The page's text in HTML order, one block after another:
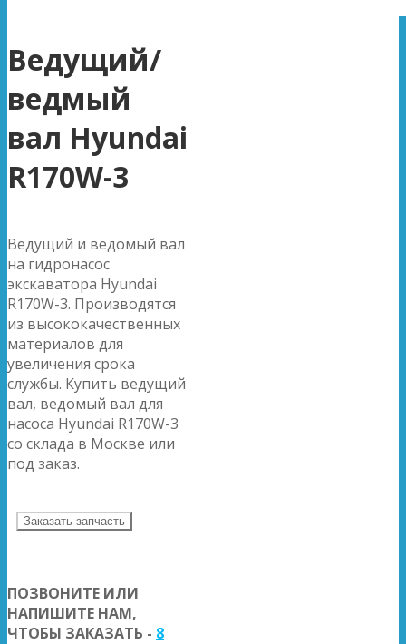
Ведущий/
ведмый
вал Hyundai
R170W-3
Ведущий и ведомый вал
на гидронасос
экскаватора Hyundai
R170W-3. Производятся
из высококачественных
материалов для
увеличения срока
службы. Купить ведущий
вал, ведомый вал для
насоса Hyundai R170W-3
со склада в Москве или
под заказ.
Заказать запчасть
ПОЗВОНИТЕ ИЛИ
НАПИШИТЕ НАМ,
ЧТОБЫ ЗАКАЗАТЬ - 8